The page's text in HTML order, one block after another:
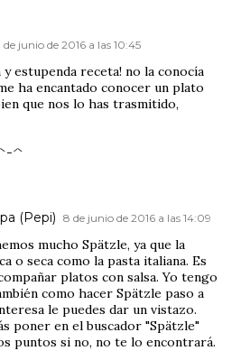
de junio de 2016 a las 10:45
y estupenda receta! no la conocía
ha encantado conocer un plato
que nos lo has trasmitido,
^-^
(Pepi) 8 de junio de 2016 a las 14:09
mucho Spätzle, ya que la
o seca como la pasta italiana. Es
platos con salsa. Yo tengo
como hacer Spätzle paso a
le puedes dar un vistazo.
poner en el buscador "Spätzle"
puntos si no, no te lo encontrará.